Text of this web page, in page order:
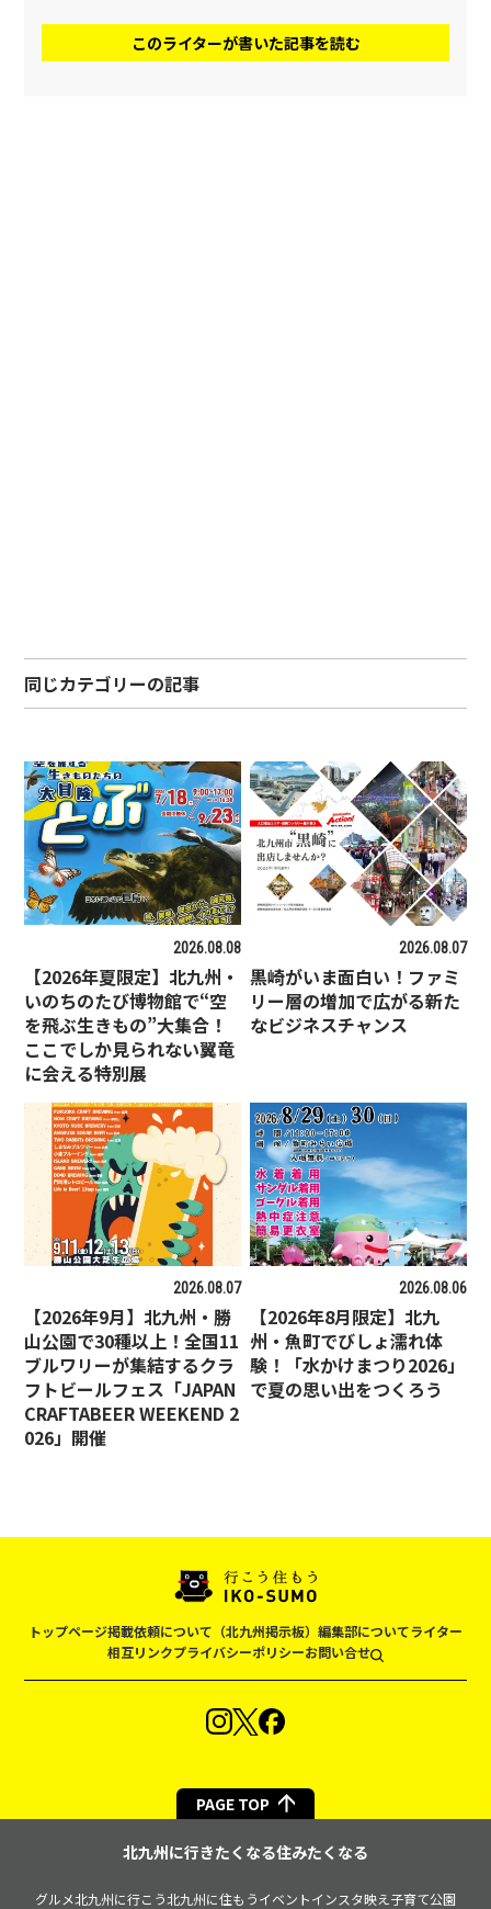
このライターが書いた記事を読む
同じカテゴリーの記事
2026.08.08
【2026年夏限定】北九州・
いのちのたび博物館で“空
を飛ぶ生きもの”大集合！
ここでしか見られない翼竜
に会える特別展
2026.08.07
黒崎がいま面白い！ファミ
リー層の増加で広がる新た
なビジネスチャンス
2026.08.07
【2026年9月】北九州・勝
山公園で30種以上！全国11
ブルワリーが集結するクラ
フトビールフェス「JAPAN
CRAFTABEER WEEKEND 2
026」開催
2026.08.06
【2026年8月限定】北九
州・魚町でびしょ濡れ体
験！「水かけまつり2026」
で夏の思い出をつくろう
トップページ掲載依頼について（北九州掲示板） 編集部についてライター
相互リンクプライバシーポリシーお問い合せ
PAGE TOP
北九州に行きたくなる住みたくなる
グルメ北九州に行こう北九州に住もうイベントインスタ映え 子育て公園